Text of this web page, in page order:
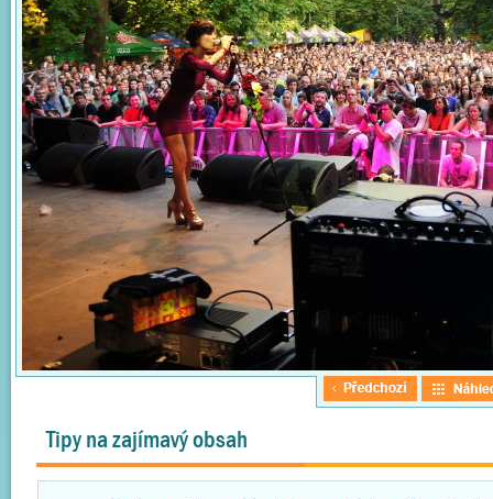
Tipy na zajímavý obsah